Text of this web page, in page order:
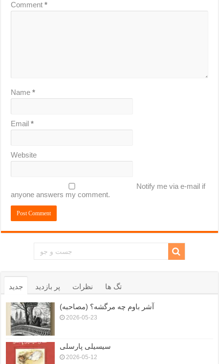
Comment*
Name*
Email*
Website
Notify me via e-mail if
anyone answers my comment.
جدید پر بازدید نظرات تگ ها
آشر باوم چه مرگشه؟ (مصاحبه)
2026-05-23
سیسیلی پارسلی
2026-05-12